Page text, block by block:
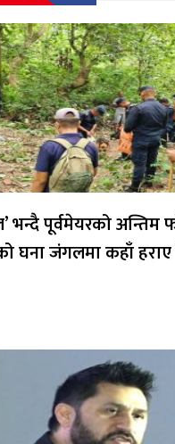
भन्दै पूर्वमेयरको अन्तिम
घना जंगलमा कहाँ